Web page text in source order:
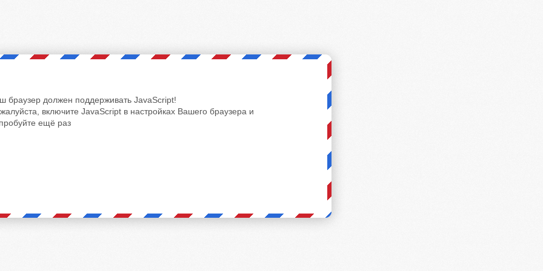
браузер должен поддерживать JavaScript!
включите JavaScript в настройках Вашего браузера и
ещё раз